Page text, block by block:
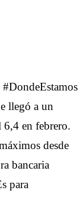
llegó a un
6,4 en febrero.
desde
bancaria
para